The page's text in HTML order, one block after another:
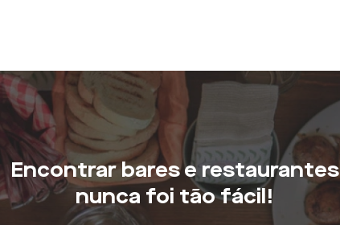
Encontrar bares e restaurantes
nunca foi tão fácil!